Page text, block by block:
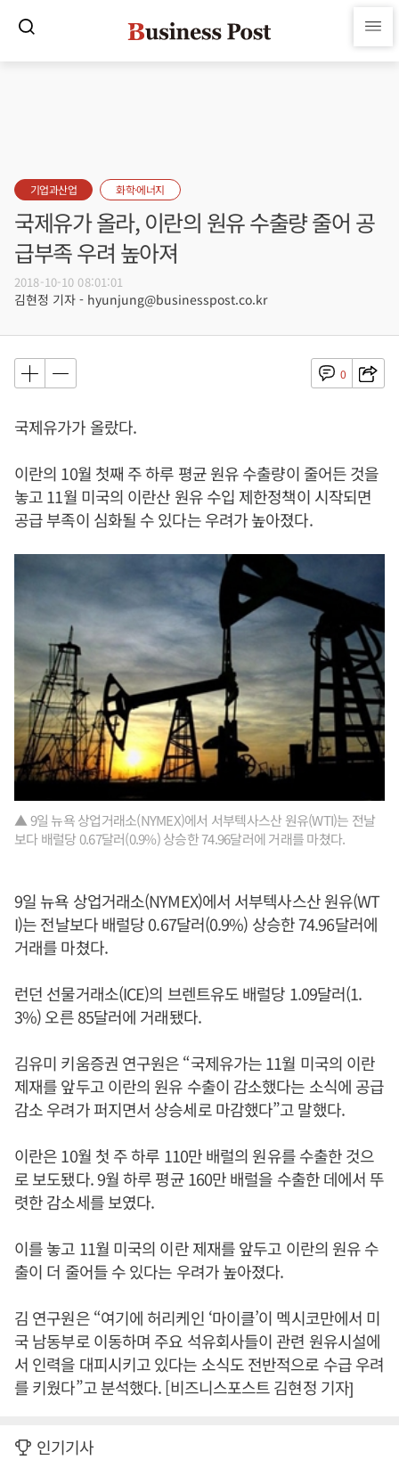
기업과산업 화학·에너지
국제유가 올라, 이란의 원유 수출량 줄어 공
급부족 우려 높아져
2018-10-10 08:01:01
김현정 기자 - hyunjung@businesspost.co.kr
0
국제유가가 올랐다.
이란의 10월 첫째 주 하루 평균 원유 수출량이 줄어든 것을
놓고 11월 미국의 이란산 원유 수입 제한정책이 시작되면
공급 부족이 심화될 수 있다는 우려가 높아졌다.
▲ 9일 뉴욕 상업거래소(NYMEX)에서 서부텍사스산 원유(WTI)는 전날
보다 배럴당 0.67달러(0.9%) 상승한 74.96달러에 거래를 마쳤다.
9일 뉴욕 상업거래소(NYMEX)에서 서부텍사스산 원유(WT
I)는 전날보다 배럴당 0.67달러(0.9%) 상승한 74.96달러에
거래를 마쳤다.
런던 선물거래소(ICE)의 브렌트유도 배럴당 1.09달러(1.
3%) 오른 85달러에 거래됐다.
김유미 키움증권 연구원은 “국제유가는 11월 미국의 이란
제재를 앞두고 이란의 원유 수출이 감소했다는 소식에 공급
감소 우려가 퍼지면서 상승세로 마감했다”고 말했다.
이란은 10월 첫 주 하루 110만 배럴의 원유를 수출한 것으
로 보도됐다. 9월 하루 평균 160만 배럴을 수출한 데에서 뚜
렷한 감소세를 보였다.
이를 놓고 11월 미국의 이란 제재를 앞두고 이란의 원유 수
출이 더 줄어들 수 있다는 우려가 높아졌다.
김 연구원은 “여기에 허리케인 ‘마이클’이 멕시코만에서 미
국 남동부로 이동하며 주요 석유회사들이 관련 원유시설에
서 인력을 대피시키고 있다는 소식도 전반적으로 수급 우려
를 키웠다”고 분석했다. [비즈니스포스트 김현정 기자]
인기기사